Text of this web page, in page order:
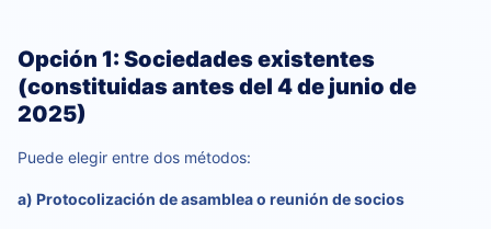
Opción 1: Sociedades existentes
(constituidas antes del 4 de junio de
2025)
Puede elegir entre dos métodos:
a) Protocolización de asamblea o reunión de socios